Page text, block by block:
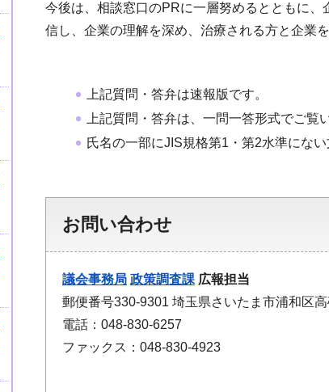
今後は、相談窓口のPRに一層努めるとともに
信し、企業の理解を深め、治療される方と企業
上記質問・答弁は速報版です。
上記質問・答弁は、一問一答形式でご覧
氏名の一部にJIS規格第1・第2水準にな
お問い合わせ
議会事務局 政策調査課 広報担当
郵便番号330-9301 埼玉県さいたま市浦和区
電話：048-830-6257
ファックス：048-830-4923